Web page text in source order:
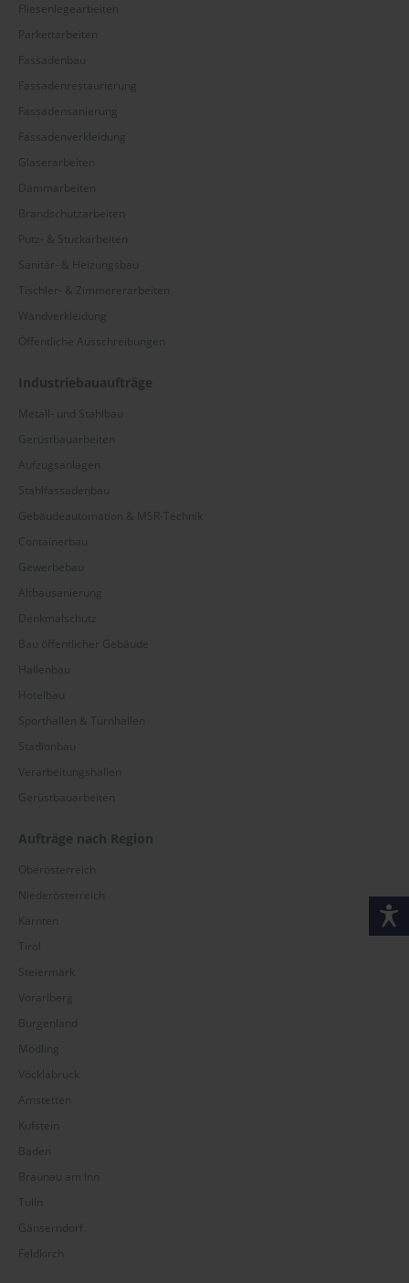
Fliesenlegearbeiten
Parkettarbeiten
Fassadenbau
Fassadenrestaurierung
Fassadensanierung
Fassadenverkleidung
Glaserarbeiten
Dämmarbeiten
Brandschutzarbeiten
Putz- & Stuckarbeiten
Sanitär- & Heizungsbau
Tischler- & Zimmererarbeiten
Wandverkleidung
Öffentliche Ausschreibungen
Industriebauaufträge
Metall- und Stahlbau
Gerüstbauarbeiten
Aufzugsanlagen
Stahlfassadenbau
Gebäudeautomation & MSR-Technik
Containerbau
Gewerbebau
Altbausanierung
Denkmalschutz
Bau öffentlicher Gebäude
Hallenbau
Hotelbau
Sporthallen & Turnhallen
Stadionbau
Verarbeitungshallen
Gerüstbauarbeiten
Aufträge nach Region
Oberösterreich
Niederösterreich
Kärnten
Tirol
Steiermark
Vorarlberg
Burgenland
Mödling
Vöcklabruck
Amstetten
Kufstein
Baden
Braunau am Inn
Tulln
Gänserndorf
Feldkirch